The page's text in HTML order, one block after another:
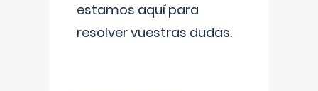
estamos aquí para
resolver vuestras dudas.